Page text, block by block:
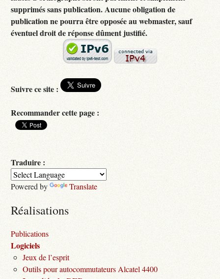
supprimés sans publication. Aucune obligation de
publication ne pourra être opposée au webmaster, sauf
éventuel droit de réponse dûment justifié.
Suivre ce site :
Recommander cette page :
Traduire :
Powered by Translate
Réalisations
Publications
Logiciels
Jeux de l’esprit
Outils pour autocommutateurs Alcatel 4400